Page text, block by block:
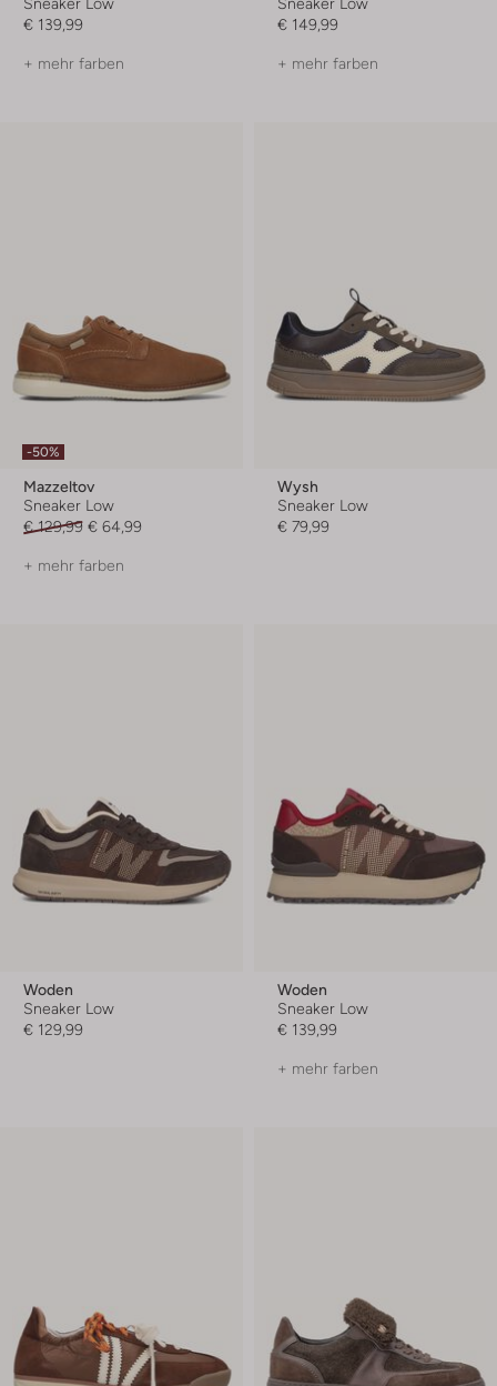
€ 139,99
+ mehr farben
€ 149,99
+ mehr farben
-50%
Mazzeltov
Sneaker Low
€ 129,99 € 64,99
+ mehr farben
Wysh
Sneaker Low
€ 79,99
Woden
Sneaker Low
€ 129,99
Woden
Sneaker Low
€ 139,99
+ mehr farben